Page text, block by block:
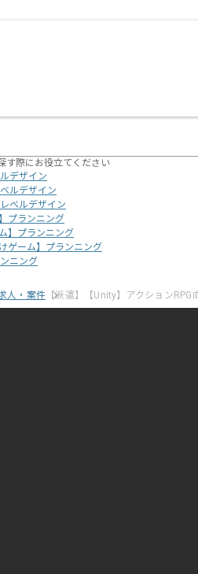
す際にお役立てください
デザイン
ルデザイン
ベルデザイン
プランニング
】プランニング
ゲーム】プランニング
ニング
人・案件 【派遣】【Unity】アクション